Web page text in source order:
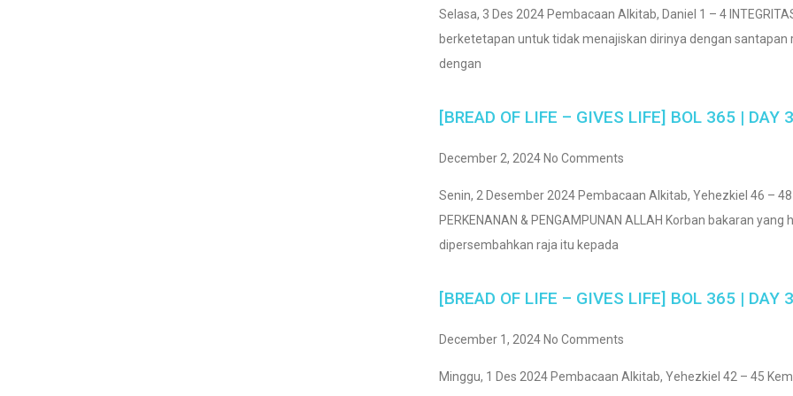
Selasa, 3 Des 2024 Pembacaan Alkitab, Daniel 1 – 4
berketetapan untuk tidak menajiskan dirinya dengan santapan
dengan
[BREAD OF LIFE – GIVES LIFE] BOL 365 | DAY
December 2, 2024 No Comments
Senin, 2 Desember 2024 Pembacaan Alkitab, Yehezkiel 46 – 48
PERKENANAN & PENGAMPUNAN ALLAH Korban bakaran yang
dipersembahkan raja itu kepada
[BREAD OF LIFE – GIVES LIFE] BOL 365 | DAY
December 1, 2024 No Comments
Minggu, 1 Des 2024 Pembacaan Alkitab, Yehezkiel 42 – 45